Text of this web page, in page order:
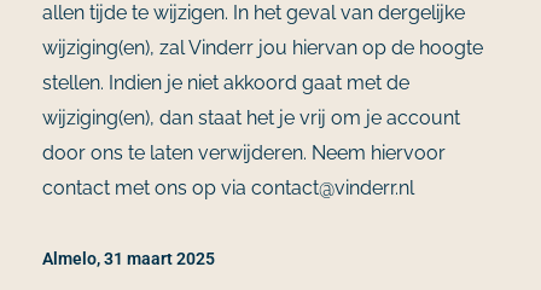
allen tijde te wijzigen. In het geval van dergelijke
wijziging(en), zal Vinderr jou hiervan op de hoogte
stellen. Indien je niet akkoord gaat met de
wijziging(en), dan staat het je vrij om je account
door ons te laten verwijderen. Neem hiervoor
contact met ons op via contact@vinderr.nl
Almelo, 31 maart 2025